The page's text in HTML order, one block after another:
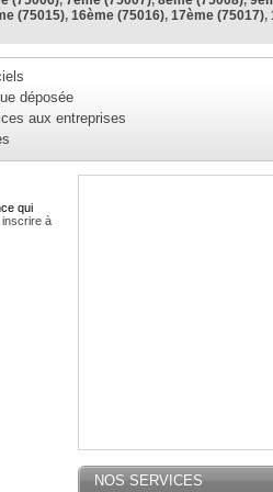
(75015), 16ème (75016), 17ème (75017),
déposée
aux entreprises
qui
inscrire à
NOS SERVICES